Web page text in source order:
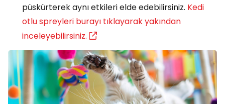
püskürterek aynı etkileri elde edebilirsiniz. Kedi
otlu spreyleri burayı tıklayarak yakından
inceleyebilirsiniz.